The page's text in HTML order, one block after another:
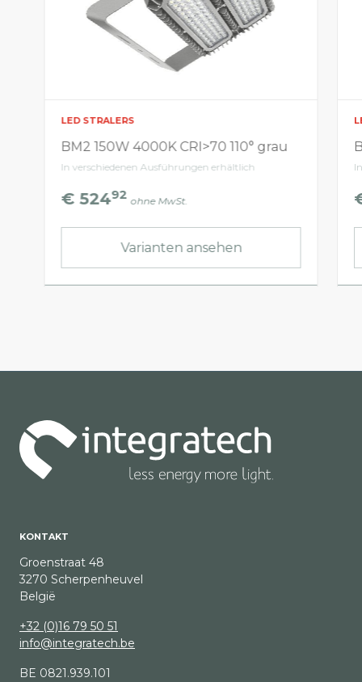
LED STRALERS
BM2 150W 4000K CRI>70 110° grau
In verschiedenen Ausführungen erhältlich
€ 52492 ohne MwSt.
Varianten ansehen
KONTAKT
Groenstraat 48
3270 Scherpenheuvel
België
+32 (0)16 79 50 51
info@integratech.be
BE 0821.939.101